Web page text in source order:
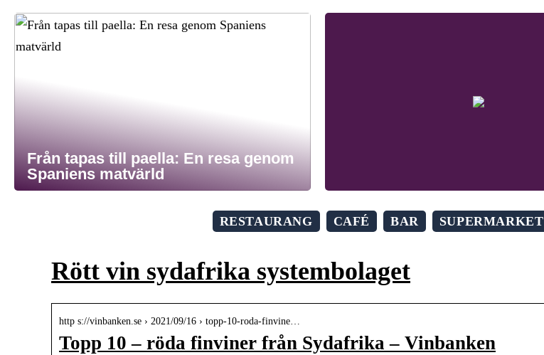
Från tapas till paella: En resa genom
Spaniens matvärld
RESTAURANG CAFÉ BAR SUPERMARKET
Rött vin sydafrika systembolaget
http s://vinbanken.se › 2021/09/16 › topp-10-roda-finvine…
Topp 10 – röda finviner från Sydafrika – Vinbanken